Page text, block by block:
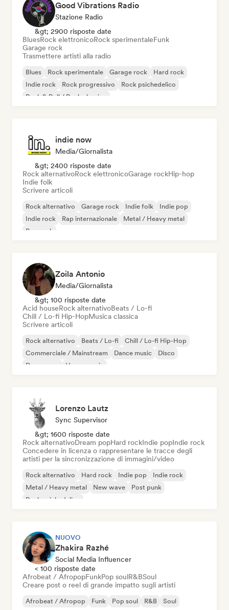
Good Vibrations Radio
Stazione Radio
&gt; 2900 risposte date
BluesRock elettronicoRock sperimentaleFunk
Garage rock
Trasmettere artisti alla radio
Blues Rock sperimentale Garage rock
Hard rock
Indie rock
Rock progressivo
Rock psichedelico
Rock & Roll / Rock classico
indie now
Media/Giornalista
&gt; 2400 risposte date
Rock alternativoRock elettronicoGarage rockHip-hop
Indie folk
Scrivere articoli
Rock alternativo Garage rock Indie folk
Indie pop
Indie rock
Rap internazionale
Metal / Heavy metal
Pop rock
Zoila Antonio
Media/Giornalista
&gt; 100 risposte date
Acid houseRock alternativoBeats / Lo-fi
Chill / Lo-fi Hip-HopMusica classica
Scrivere articoli
Rock alternativo Beats / Lo-fi
Chill / Lo-fi Hip-Hop
Commerciale / Mainstream
Dance music
Disco
Dream pop
House music
Lorenzo Lautz
Sync Supervisor
&gt; 1600 risposte date
Rock alternativoDream popHard rockIndie popIndie rock
Concedere in licenza o rappresentare le tracce degli
artisti per la sincronizzazione di immagini/video
Rock alternativo Hard rock Indie pop
Indie rock
Metal / Heavy metal
New wave
Post punk
Rock psichedelico
NUOVO
Zhakira Razhé
Social Media Influencer
< 100 risposte date
Afrobeat / AfropopFunkPop soulR&BSoul
Creare post o reel di grande impatto sugli artisti
Afrobeat / Afropop Funk Pop soul R&B Soul